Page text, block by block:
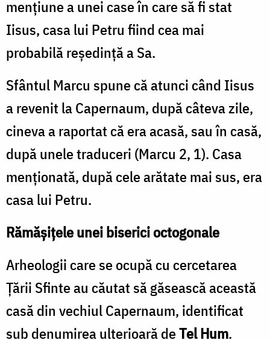
mențiune a unei case în care să fi stat
Iisus, casa lui Petru fiind cea mai
probabilă reședință a Sa.
Sfântul Marcu spune că atunci când Iisus
a revenit la Capernaum, după câteva zile,
cineva a raportat că era acasă, sau în casă,
după unele traduceri (Marcu 2, 1). Casa
menționată, după cele arătate mai sus, era
casa lui Petru.
Rămășițele unei biserici octogonale
Arheologii care se ocupă cu cercetarea
Țării Sfinte au căutat să găsească această
casă din vechiul Capernaum, identificat
sub denumirea ulterioară deTel Hum.